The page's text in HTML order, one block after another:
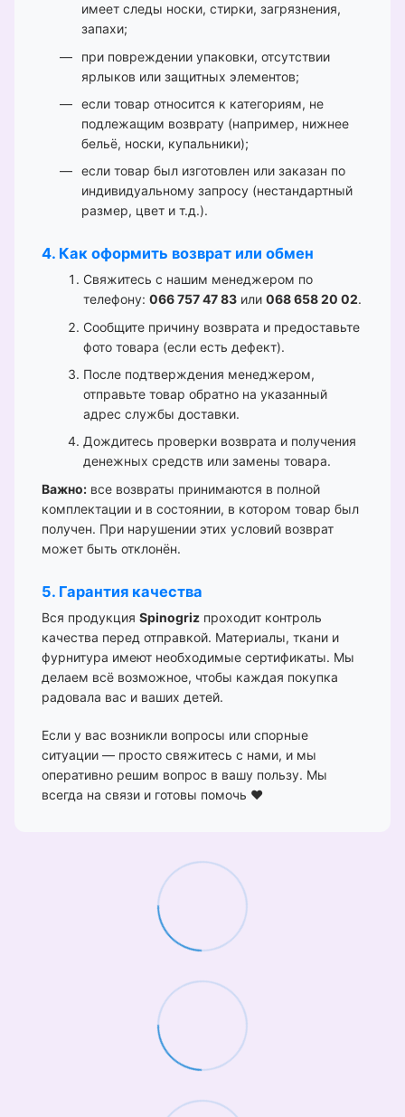
имеет следы носки, стирки, загрязнения,
запахи;
при повреждении упаковки, отсутствии
ярлыков или защитных элементов;
если товар относится к категориям, не
подлежащим возврату (например, нижнее
бельё, носки, купальники);
если товар был изготовлен или заказан по
индивидуальному запросу (нестандартный
размер, цвет и т.д.).
4. Как оформить возврат или обмен
Свяжитесь с нашим менеджером по
телефону: 066 757 47 83 или 068 658 20 02.
Сообщите причину возврата и предоставьте
фото товара (если есть дефект).
После подтверждения менеджером,
отправьте товар обратно на указанный
адрес службы доставки.
Дождитесь проверки возврата и получения
денежных средств или замены товара.
Важно: все возвраты принимаются в полной
комплектации и в состоянии, в котором товар был
получен. При нарушении этих условий возврат
может быть отклонён.
5. Гарантия качества
Вся продукция Spinogriz проходит контроль
качества перед отправкой. Материалы, ткани и
фурнитура имеют необходимые сертификаты. Мы
делаем всё возможное, чтобы каждая покупка
радовала вас и ваших детей.
Если у вас возникли вопросы или спорные
ситуации — просто свяжитесь с нами, и мы
оперативно решим вопрос в вашу пользу. Мы
всегда на связи и готовы помочь ❤️